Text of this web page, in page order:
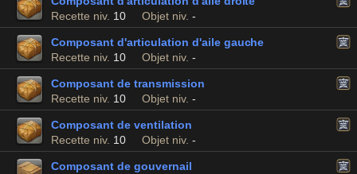
Recette niv. 10 Objet niv. -
Composant d'articulation d'aile gauche
Recette niv. 10 Objet niv. -
Composant de transmission
Recette niv. 10 Objet niv. -
Composant de ventilation
Recette niv. 10 Objet niv. -
Composant de gouvernail